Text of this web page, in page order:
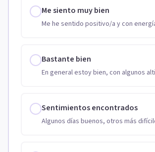
Me siento muy bien
Me he sentido positivo/a y con
Bastante bien
En general estoy bien, con algunos
Sentimientos encontrados
Algunos días buenos, otros más